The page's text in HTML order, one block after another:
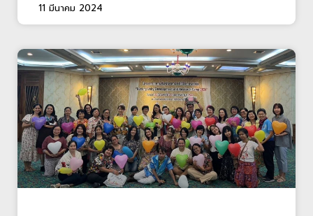
11 มีนาคม 2024